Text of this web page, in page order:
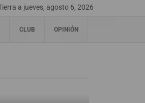
a jueves, agosto 6, 2026
CLUB OPINIÓN